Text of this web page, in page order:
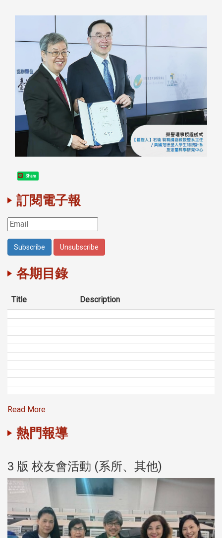
Share
訂閱電子報
各期目錄
Title Description
Read More
熱門報導
3 版 校友會活動 (系所、其他)